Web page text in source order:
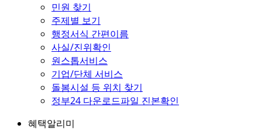
민원 찾기
주제별 보기
행정서식 간편이름
사실/진위확인
원스톱서비스
기업/단체 서비스
돌봄시설 등 위치 찾기
정부24 다운로드파일 진본확인
혜택알리미